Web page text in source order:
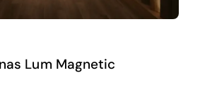
Lum Magnetic